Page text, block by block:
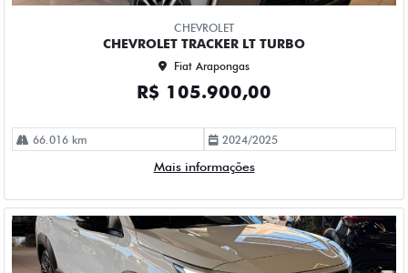
CHEVROLET
CHEVROLET TRACKER LT TURBO
Fiat Arapongas
R$ 105.900,00
66.016 km 2024/2025
Mais informações